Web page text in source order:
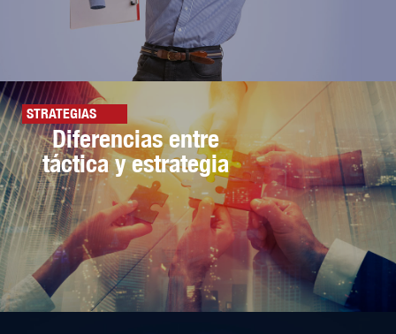
STRATEGIAS
Diferencias entre
táctica y estrategia